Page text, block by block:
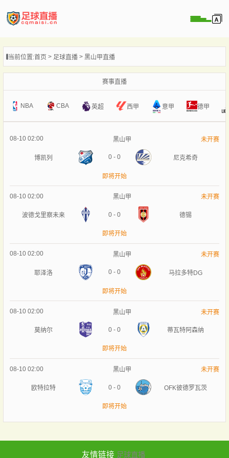
播
像
闻
当前位置:首页 足球直播 黑山甲直播
赛事直播
NBA CBA 英超 西甲 意甲 德甲
08-10 02:00 黑山甲 未开赛
博凯列 0 - 0 尼克希奇
即将开始
08-10 02:00 黑山甲 未开赛
波德戈里察未来 0 - 0 德锡
即将开始
08-10 02:00 黑山甲 未开赛
耶泽洛 0 - 0 马拉多特DG
即将开始
08-10 02:00 黑山甲 未开赛
莫纳尔 0 - 0 蒂瓦特阿森纳
即将开始
08-10 02:00 黑山甲 未开赛
欧特拉特 0 - 0 OFK彼德罗瓦茨
即将开始
友情链接 足球直播